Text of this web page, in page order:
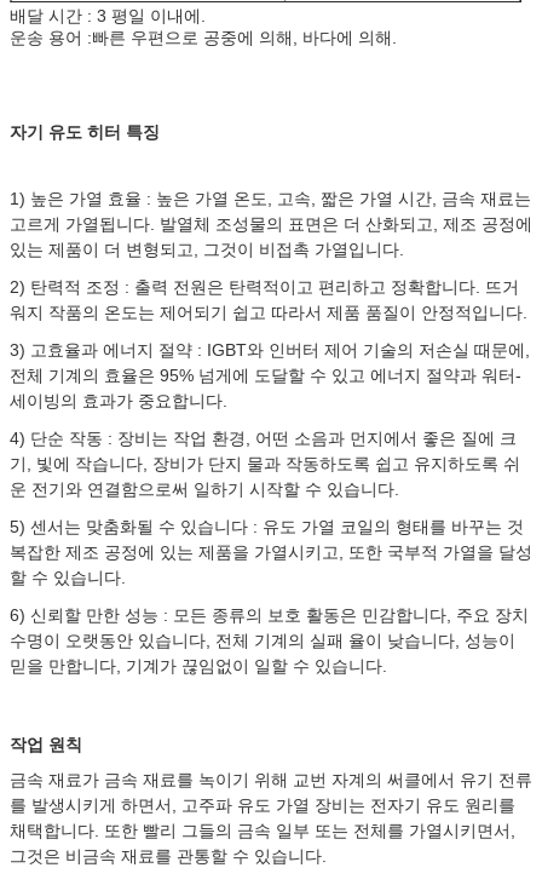
정미중량
배달 시간 : 3 평일 이내에.
운송 용어 :빠른 우편으로 공중에 의해, 바다에 의해.
자기 유도 히터 특징
1) 높은 가열 효율 : 높은 가열 온도, 고속, 짧은 가열 시간, 금속 재료는
고르게 가열됩니다. 발열체 조성물의 표면은 더 산화되고, 제조 공정에
있는 제품이 더 변형되고, 그것이 비접촉 가열입니다.
2) 탄력적 조정 : 출력 전원은 탄력적이고 편리하고 정확합니다. 뜨거
워지 작품의 온도는 제어되기 쉽고 따라서 제품 품질이 안정적입니다.
3) 고효율과 에너지 절약 : IGBT와 인버터 제어 기술의 저손실 때문에,
전체 기계의 효율은 95% 넘게에 도달할 수 있고 에너지 절약과 워터-
세이빙의 효과가 중요합니다.
4) 단순 작동 : 장비는 작업 환경, 어떤 소음과 먼지에서 좋은 질에 크
기, 빛에 작습니다, 장비가 단지 물과 작동하도록 쉽고 유지하도록 쉬
운 전기와 연결함으로써 일하기 시작할 수 있습니다.
5) 센서는 맞춤화될 수 있습니다 : 유도 가열 코일의 형태를 바꾸는 것
복잡한 제조 공정에 있는 제품을 가열시키고, 또한 국부적 가열을 달성
할 수 있습니다.
6) 신뢰할 만한 성능 : 모든 종류의 보호 활동은 민감합니다, 주요 장치
수명이 오랫동안 있습니다, 전체 기계의 실패 율이 낮습니다, 성능이
믿을 만합니다, 기계가 끊임없이 일할 수 있습니다.
작업 원칙
금속 재료가 금속 재료를 녹이기 위해 교번 자계의 써클에서 유기 전류
를 발생시키게 하면서, 고주파 유도 가열 장비는 전자기 유도 원리를
채택합니다. 또한 빨리 그들의 금속 일부 또는 전체를 가열시키면서,
그것은 비금속 재료를 관통할 수 있습니다.